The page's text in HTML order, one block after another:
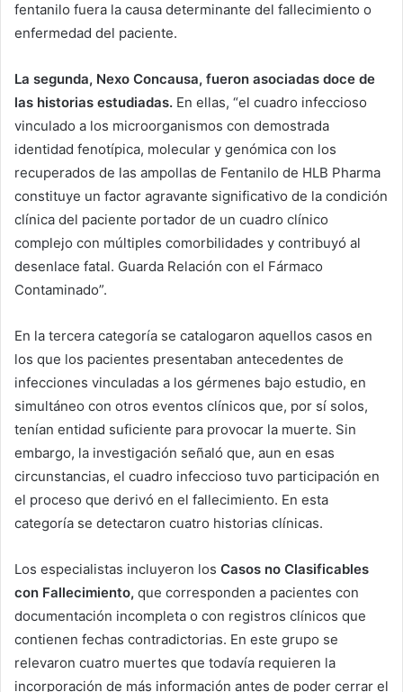
fentanilo fuera la causa determinante del fallecimiento o
enfermedad del paciente.
La segunda, Nexo Concausa, fueron asociadas doce de
las historias estudiadas. En ellas, “el cuadro infeccioso
vinculado a los microorganismos con demostrada
identidad fenotípica, molecular y genómica con los
recuperados de las ampollas de Fentanilo de HLB Pharma
constituye un factor agravante significativo de la condición
clínica del paciente portador de un cuadro clínico
complejo con múltiples comorbilidades y contribuyó al
desenlace fatal. Guarda Relación con el Fármaco
Contaminado”.
En la tercera categoría se catalogaron aquellos casos en
los que los pacientes presentaban antecedentes de
infecciones vinculadas a los gérmenes bajo estudio, en
simultáneo con otros eventos clínicos que, por sí solos,
tenían entidad suficiente para provocar la muerte. Sin
embargo, la investigación señaló que, aun en esas
circunstancias, el cuadro infeccioso tuvo participación en
el proceso que derivó en el fallecimiento. En esta
categoría se detectaron cuatro historias clínicas.
Los especialistas incluyeron los Casos no Clasificables
con Fallecimiento, que corresponden a pacientes con
documentación incompleta o con registros clínicos que
contienen fechas contradictorias. En este grupo se
relevaron cuatro muertes que todavía requieren la
incorporación de más información antes de poder cerrar el